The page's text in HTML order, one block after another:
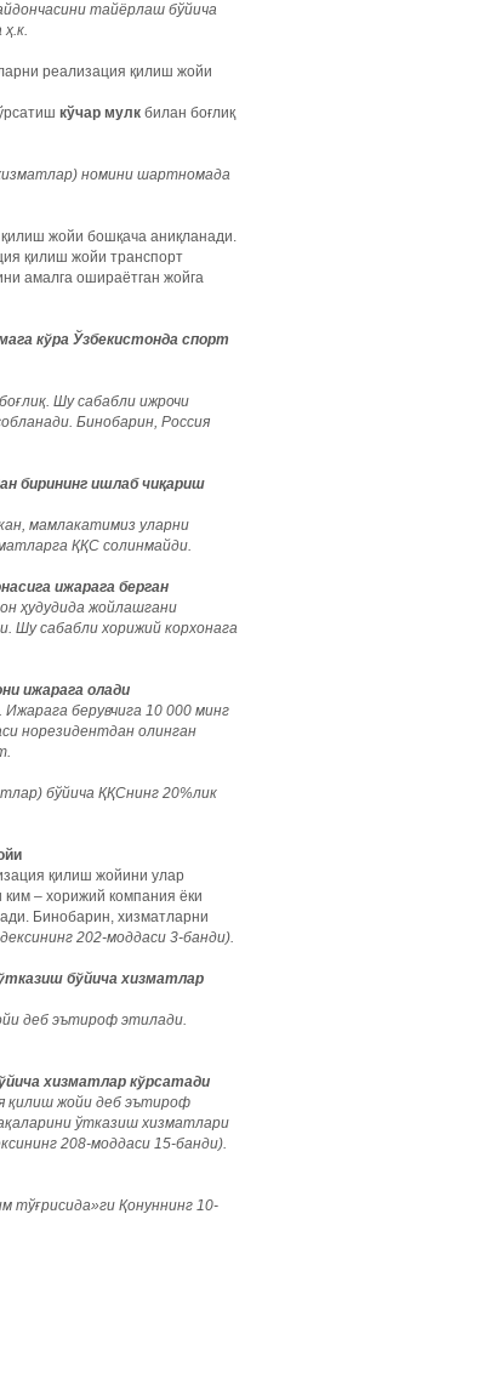
тайёрлаш бўйича
реализация қилиш жойи
кўчар мулк билан боғлиқ
номини шартномада
жойи бошқача аниқланади.
қилиш жойи транспорт
амалга ошираётган жойга
кўра Ўзбекистонда спорт
Шу сабабли ижрочи
Бинобарин, Россия
бирининг ишлаб чиқариш
мамлакатимиз уларни
ҚҚС солинмайди.
ижарага берган
ҳудудида жойлашгани
Шу сабабли хорижий корхонага
ижарага олади
берувчига 10 000 минг
норезидентдан олинган
бўйича ҚҚСнинг 20%лик
қилиш жойини улар
ким – хорижий компания ёки
Бинобарин, хизматларни
202-моддаси 3-банди).
бўйича хизматлар
деб эътироф этилади.
хизматлар кўрсатади
қилиш жойи деб эътироф
ўтказиш хизматлари
208-моддаси 15-банди).
тўғрисида»ги Қонуннинг 10-